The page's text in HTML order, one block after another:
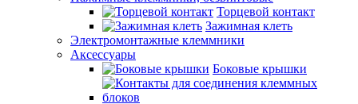
Торцевой контакт
Зажимная клеть
Электромонтажные клеммники
Аксессуары
Боковые крышки